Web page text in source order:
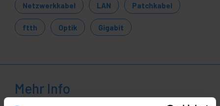
Netzwerkkabel LAN Patchkabel
ftth Optik Gigabit
Mehr Info